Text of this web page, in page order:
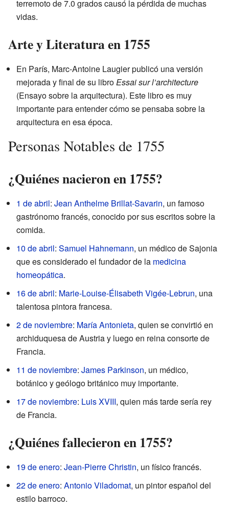
terremoto de 7.0 grados causó la pérdida de muchas
vidas.
Arte y Literatura en 1755
En París, Marc-Antoine Laugier publicó una versión
mejorada y final de su libroEssai sur l’architecture
(Ensayo sobre la arquitectura). Este libro es muy
importante para entender cómo se pensaba sobre la
arquitectura en esa época.
Personas Notables de 1755
¿Quiénes nacieron en 1755?
1 de abril: Jean Anthelme Brillat-Savarin, un famoso
gastrónomo francés, conocido por sus escritos sobre la
comida.
10 de abril: Samuel Hahnemann, un médico de Sajonia
que es considerado el fundador de la medicina
homeopática.
16 de abril: Marie-Louise-Élisabeth Vigée-Lebrun, una
talentosa pintora francesa.
2 de noviembre: María Antonieta, quien se convirtió en
archiduquesa de Austria y luego en reina consorte de
Francia.
11 de noviembre: James Parkinson, un médico,
botánico y geólogo británico muy importante.
17 de noviembre: Luis XVIII, quien más tarde sería rey
de Francia.
¿Quiénes fallecieron en 1755?
19 de enero: Jean-Pierre Christin, un físico francés.
22 de enero: Antonio Viladomat, un pintor español del
estilo barroco.